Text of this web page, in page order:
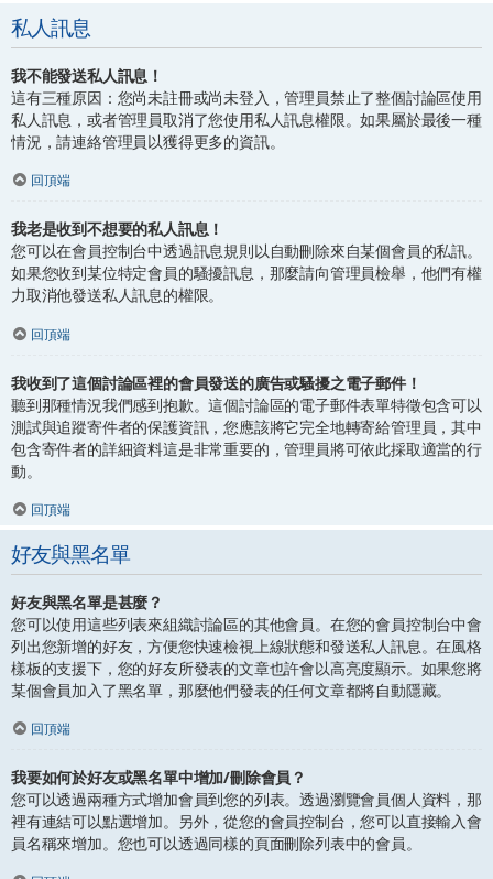
私人訊息
我不能發送私人訊息！
這有三種原因：您尚未註冊或尚未登入，管理員禁止了整個討論區使用
私人訊息，或者管理員取消了您使用私人訊息權限。如果屬於最後一種
情況，請連絡管理員以獲得更多的資訊。
回頂端
我老是收到不想要的私人訊息！
您可以在會員控制台中透過訊息規則以自動刪除來自某個會員的私訊。
如果您收到某位特定會員的騷擾訊息，那麼請向管理員檢舉，他們有權
力取消他發送私人訊息的權限。
回頂端
我收到了這個討論區裡的會員發送的廣告或騷擾之電子郵件！
聽到那種情況我們感到抱歉。這個討論區的電子郵件表單特徵包含可以
測試與追蹤寄件者的保護資訊，您應該將它完全地轉寄給管理員，其中
包含寄件者的詳細資料這是非常重要的，管理員將可依此採取適當的行
動。
回頂端
好友與黑名單
好友與黑名單是甚麼？
您可以使用這些列表來組織討論區的其他會員。在您的會員控制台中會
列出您新增的好友，方便您快速檢視上線狀態和發送私人訊息。在風格
樣板的支援下，您的好友所發表的文章也許會以高亮度顯示。如果您將
某個會員加入了黑名單，那麼他們發表的任何文章都將自動隱藏。
回頂端
我要如何於好友或黑名單中增加/刪除會員？
您可以透過兩種方式增加會員到您的列表。透過瀏覽會員個人資料，那
裡有連結可以點選增加。另外，從您的會員控制台，您可以直接輸入會
員名稱來增加。您也可以透過同樣的頁面刪除列表中的會員。